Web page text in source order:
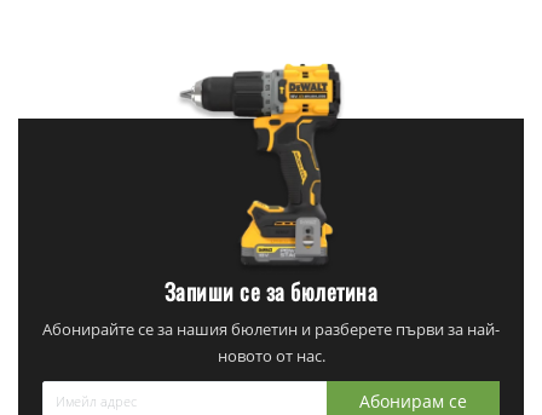
Запиши се за бюлетина
Абонирайте се за нашия бюлетин и разберете първи за най-
новото от нас.
Абонирам се